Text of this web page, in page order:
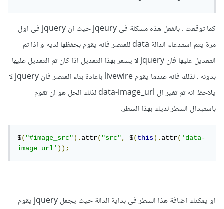
كما توقعت . بالفعل هذه مشكلة فى jqeury حيث ان jquery فى اول
مرة يتم استدعاء الدالة data للعنصر فانه يقوم بحفظها لديه و اذا تم
التعديل عليها فان jquery لا يشعر بهذا التعديل اذا كان تم التعديل عليها
بدونه . لذلك فانه عندما يقوم livewire باعادة بناء العنصر فان jquery لا
يلاحظ انه تم تغير ال data-image_url لذلك الحل هو ان تقوم
باستبدال السطر لديك بهذا السطر.
$("#image_src").attr("src", $(this).attr('data-
image_url'));
او يمكنك اضافة هذا السطر فى بداية الدالة حيث يجعل jquery يقوم